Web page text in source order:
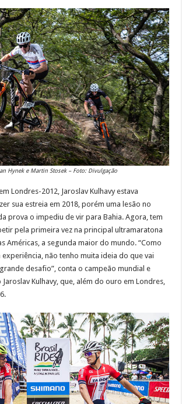
Hynek e Martin Stosek – Foto: Divulgação
Londres-2012, Jaroslav Kulhavy estava
sua estreia em 2018, porém uma lesão no
prova o impediu de vir para Bahia. Agora, tem
pela primeira vez na principal ultramaratona
Américas, a segunda maior do mundo. “Como
não tenho muita ideia do que vai
desafio”, conta o campeão mundial e
Kulhavy, que, além do ouro em Londres,